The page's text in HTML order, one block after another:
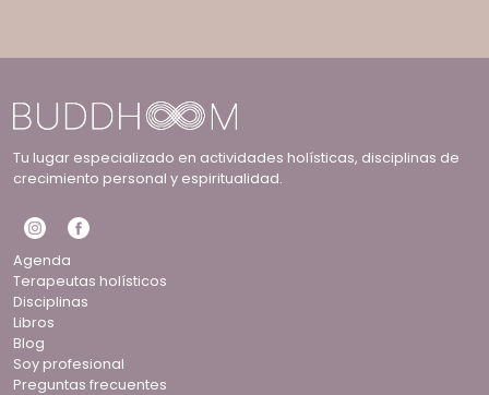
Tu lugar especializado en actividades holísticas, disciplinas de
crecimiento personal y espiritualidad.
Agenda
Terapeutas holísticos
Disciplinas
Libros
Blog
Soy profesional
Preguntas frecuentes